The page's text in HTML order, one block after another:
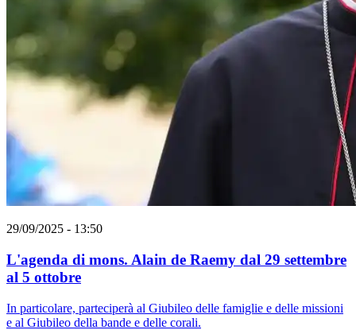
29/09/2025 - 13:50
L'agenda di mons. Alain de Raemy dal 29 settembre
al 5 ottobre
In particolare, parteciperà al Giubileo delle famiglie e delle missioni
e al Giubileo della bande e delle corali.